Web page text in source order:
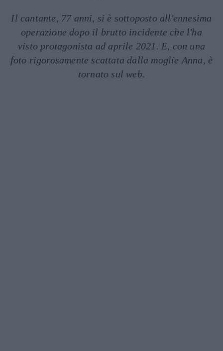
Il cantante, 77 anni, si è sottoposto all'ennesima
operazione dopo il brutto incidente che l'ha
visto protagonista ad aprile 2021. E, con una
foto rigorosamente scattata dalla moglie Anna, è
tornato sul web.